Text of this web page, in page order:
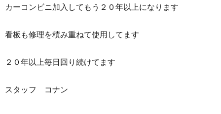
カーコンビニ加入してもう２０年以上になります
看板も修理を積み重ねて使用してます
２０年以上毎日回り続けてます
スタッフ コナン